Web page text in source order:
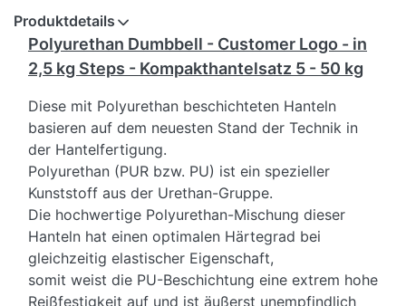
Produktdetails
Polyurethan Dumbbell - Customer Logo - in
2,5 kg Steps - Kompakthantelsatz 5 - 50 kg
Diese mit Polyurethan beschichteten Hanteln
basieren auf dem neuesten Stand der Technik in
der Hantelfertigung.
Polyurethan (PUR bzw. PU) ist ein spezieller
Kunststoff aus der Urethan-Gruppe.
Die hochwertige Polyurethan-Mischung dieser
Hanteln hat einen optimalen Härtegrad bei
gleichzeitig elastischer Eigenschaft,
somit weist die PU-Beschichtung eine extrem hohe
Reißfestigkeit auf und ist äußerst unempfindlich